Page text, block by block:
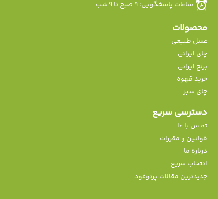
ساعات پاسخگویی: ۹ صبح تا ۹ شب
محصولات
عسل طبیعی
چای ایرانی
برنج ایرانی
خرید قهوه
چای سبز
دسترسی سریع
تماس با ما
قوانین و مقررات
درباره ما
انتخاب سریع
جدیدترین مقالات پرتوفود